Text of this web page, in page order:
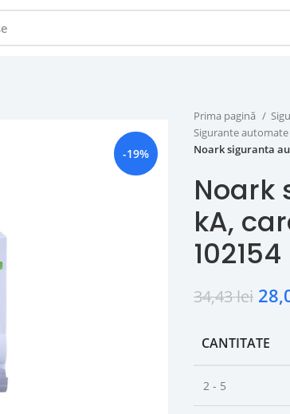
-19%
Prima pagină
Sigurante
Noark siguranta
Noark
kA,
102154
34,43lei
CANTITATE
2 - 5